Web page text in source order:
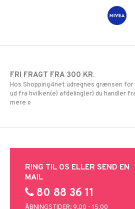
FRI FRAGT FRA 300 KR.
Hos Shopping4net udregnes grænsen
ud fra hvilken(e) afdeling(er) du handler
mere »
RING TIL OS ELLER SEND EN
MAIL
80 88 36 11